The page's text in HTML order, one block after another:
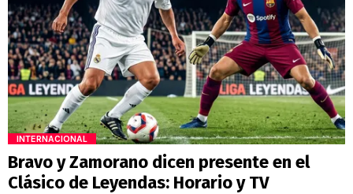
INTERNACIONAL
Bravo y Zamorano dicen presente en el
Clásico de Leyendas: Horario y TV